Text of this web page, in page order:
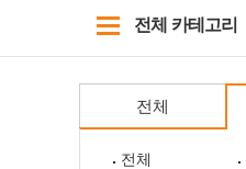
전체 카테고리
전체
전체